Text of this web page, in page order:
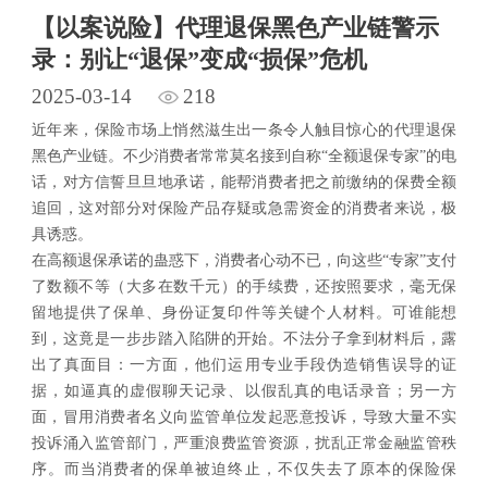
【以案说险】代理退保黑色产业链警示
录：别让“退保”变成“损保”危机
2025-03-14 218
近年来，保险市场上悄然滋生出一条令人触目惊心的代理退保
黑色产业链。不少消费者常常莫名接到自称“全额退保专家”的电
话，对方信誓旦旦地承诺，能帮消费者把之前缴纳的保费全额
追回，这对部分对保险产品存疑或急需资金的消费者来说，极
具诱惑。
在高额退保承诺的蛊惑下，消费者心动不已，向这些“专家”支付
了数额不等（大多在数千元）的手续费，还按照要求，毫无保
留地提供了保单、身份证复印件等关键个人材料。可谁能想
到，这竟是一步步踏入陷阱的开始。不法分子拿到材料后，露
出了真面目：一方面，他们运用专业手段伪造销售误导的证
据，如逼真的虚假聊天记录、以假乱真的电话录音；另一方
面，冒用消费者名义向监管单位发起恶意投诉，导致大量不实
投诉涌入监管部门，严重浪费监管资源，扰乱正常金融监管秩
序。而当消费者的保单被迫终止，不仅失去了原本的保险保